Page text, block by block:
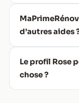
d’autres aides
Le profil Rose
chose ?